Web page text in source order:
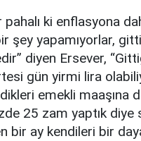
pahalı ki enflasyona
şey yapamıyorlar,
diyen Ersever,
gün yirmi lira
emekli maaşına
25 zam yaptık
bir ay kendileri bir